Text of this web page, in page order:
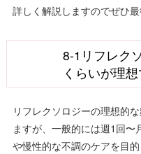
詳しく解説しますのでぜひ
8-1リフレク
くらいが理
リフレクソロジーの理想的
ますが、一般的には週1回
や慢性的な不調のケアを目